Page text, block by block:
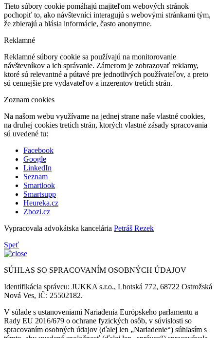
Tieto súbory cookie pomáhajú majiteľom webových stránok
pochopiť to, ako návštevníci interagujú s webovými stránkami tým,
že zbierajú a hlásia informácie, často anonymne.
Reklamné
Reklamné súbory cookie sa používajú na monitorovanie
návštevníkov a ich správanie. Zámerom je zobrazovať reklamy,
ktoré sú relevantné a pútavé pre jednotlivých používateľov, a preto
sú cennejšie pre vydavateľov a inzerentov tretích strán.
Zoznam cookies
Na našom webu využívame na jednej strane naše vlastné cookies,
na druhej cookies tretích strán, ktorých vlastné zásady spracovania
sú uvedené tu:
Facebook
Google
LinkedIn
Seznam
Smartlook
Smartsupp
Heureka.cz
Zbozi.cz
Vypracovala advokátska kancelária Petráš Rezek
Speť
SÚHLAS SO SPRACOVANÍM OSOBNÝCH ÚDAJOV
Identifikácia správcu: JUKKA s.r.o., Lhotská 772, 68722 Ostrožská
Nová Ves, IČ: 25502182.
V súlade s ustanoveniami Nariadenia Európskeho parlamentu a
Rady EU 2016/679 o ochrane fyzických osôb, v súvislosti so
spracovaním osobných údajov (ďalej len „Nariadenie“) súhlasím s